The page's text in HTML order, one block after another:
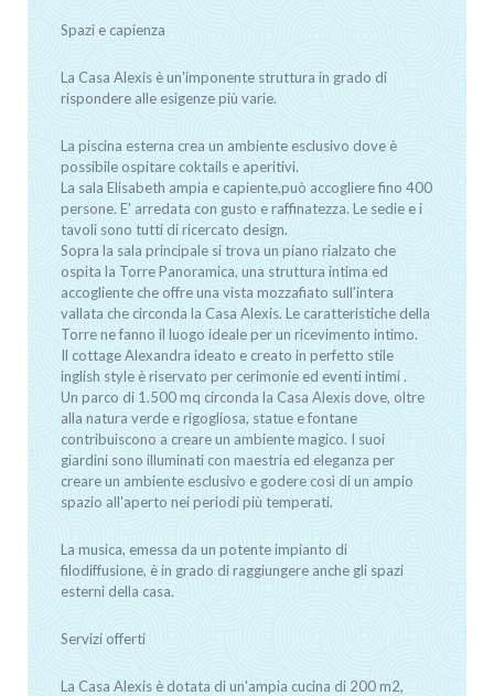
Spazi e capienza
La Casa Alexis è un'imponente struttura in grado di
rispondere alle esigenze più varie.
La piscina esterna crea un ambiente esclusivo dove è
possibile ospitare coktails e aperitivi.
La sala Elisabeth ampia e capiente,può accogliere fino 400
persone. E' arredata con gusto e raffinatezza. Le sedie e i
tavoli sono tutti di ricercato design.
Sopra la sala principale si trova un piano rialzato che
ospita la Torre Panoramica, una struttura intima ed
accogliente che offre una vista mozzafiato sull'intera
vallata che circonda la Casa Alexis. Le caratteristiche della
Torre ne fanno il luogo ideale per un ricevimento intimo.
Il cottage Alexandra ideato e creato in perfetto stile
inglish style è riservato per cerimonie ed eventi intimi .
Un parco di 1.500 mq circonda la Casa Alexis dove, oltre
alla natura verde e rigogliosa, statue e fontane
contribuiscono a creare un ambiente magico. I suoi
giardini sono illuminati con maestria ed eleganza per
creare un ambiente esclusivo e godere così di un ampio
spazio all'aperto nei periodi più temperati.
La musica, emessa da un potente impianto di
filodiffusione, è in grado di raggiungere anche gli spazi
esterni della casa.
Servizi offerti
La Casa Alexis è dotata di un'ampia cucina di 200 m2,